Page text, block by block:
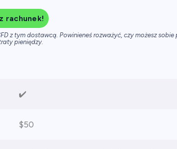
rachunek!
z tym dostawcą. Powinieneś rozważyć, czy możesz
pieniędzy.
✔️
$50